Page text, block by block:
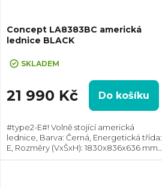
Concept LA8383BC americká
lednice BLACK
SKLADEM
21 990 Kč Do košíku
#type2-E#! Volně stojící americká
lednice, Barva: Černá, Energetická třída:
E, Rozměry (VxŠxH): 1830x836x636 mm,
Celkový objem: 436 l, Technologie: